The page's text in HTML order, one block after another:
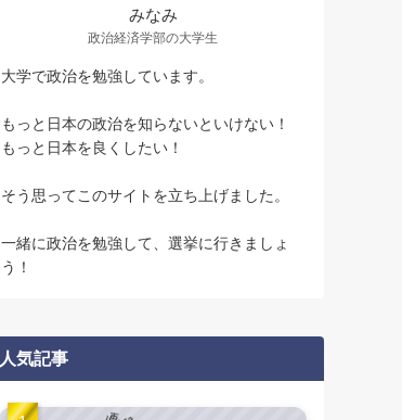
みなみ
政治経済学部の大学生
大学で政治を勉強しています。
もっと日本の政治を知らないといけない！
もっと日本を良くしたい！
そう思ってこのサイトを立ち上げました。
一緒に政治を勉強して、選挙に行きましょ
う！
人気記事